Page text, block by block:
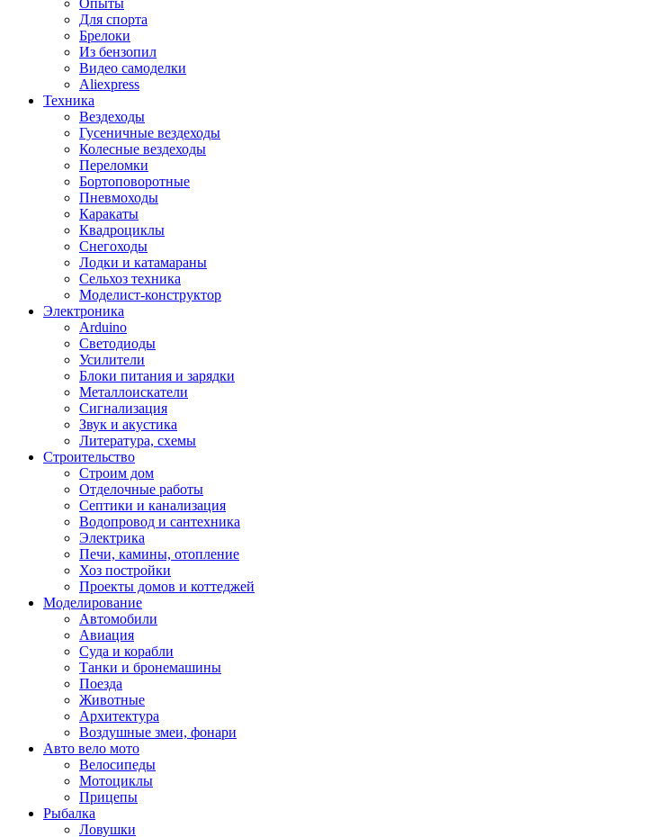
Опыты
Для спорта
Брелоки
Из бензопил
Видео самоделки
Aliexpress
Техника
Вездеходы
Гусеничные вездеходы
Колесные вездеходы
Переломки
Бортоповоротные
Пневмоходы
Каракаты
Квадроциклы
Снегоходы
Лодки и катамараны
Сельхоз техника
Моделист-конструктор
Электроника
Arduino
Светодиоды
Усилители
Блоки питания и зарядки
Металлоискатели
Сигнализация
Звук и акустика
Литература, схемы
Строительство
Строим дом
Отделочные работы
Септики и канализация
Водопровод и сантехника
Электрика
Печи, камины, отопление
Хоз постройки
Проекты домов и коттеджей
Моделирование
Автомобили
Авиация
Суда и корабли
Танки и бронемашины
Поезда
Животные
Архитектура
Воздушные змеи, фонари
Авто вело мото
Велосипеды
Мотоциклы
Прицепы
Рыбалка
Ловушки